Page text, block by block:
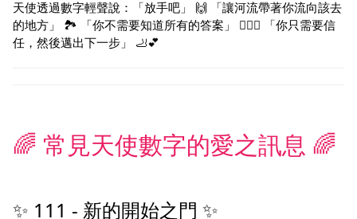
天使透過數字輕聲說：「放手吧」 🙌 「讓河流帶著你流向該去
的地方」 🏞️ 「你不需要知道所有的答案」 🤷‍♀️✨ 「你只需要信
任，然後邁出下一步」 🦶💕
🌈 常見天使數字的愛之訊息 🌈
✨ 111 - 新的開始之門 ✨